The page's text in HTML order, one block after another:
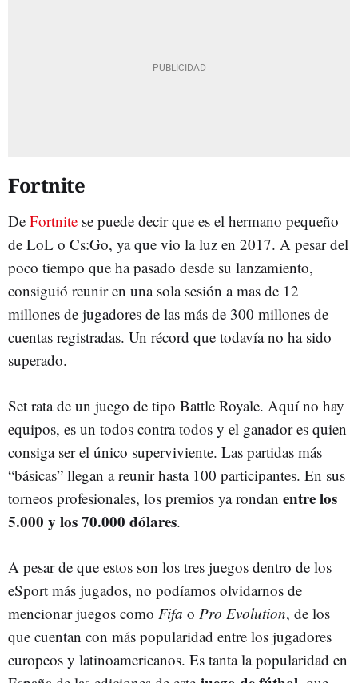
Fortnite
De Fortnite se puede decir que es el hermano pequeño
de LoL o Cs:Go, ya que vio la luz en 2017. A pesar del
poco tiempo que ha pasado desde su lanzamiento,
consiguió reunir en una sola sesión a mas de 12
millones de jugadores de las más de 300 millones de
cuentas registradas. Un récord que todavía no ha sido
superado.
Set rata de un juego de tipo Battle Royale. Aquí no hay
equipos, es un todos contra todos y el ganador es quien
consiga ser el único superviviente. Las partidas más
“básicas” llegan a reunir hasta 100 participantes. En sus
torneos profesionales, los premios ya rondan entre los
5.000 y los 70.000 dólares.
A pesar de que estos son los tres juegos dentro de los
eSport más jugados, no podíamos olvidarnos de
mencionar juegos como Fifa o Pro Evolution, de los
que cuentan con más popularidad entre los jugadores
europeos y latinoamericanos. Es tanta la popularidad en